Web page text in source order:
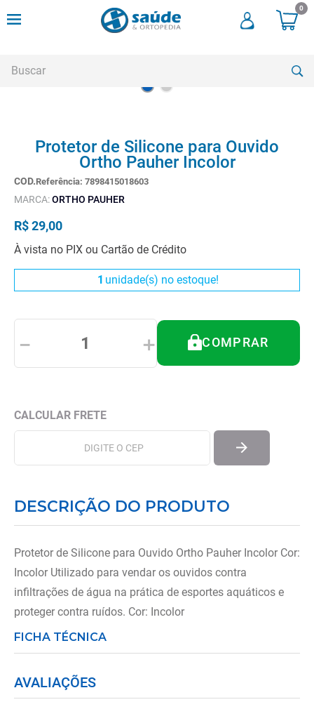
0
Protetor de Silicone para Ouvido
Ortho Pauher Incolor
Referência: 7898415018603
MARCA:ORTHO PAUHER
R$29,00
À vista no PIX ou Cartão de Crédito
1 unidade(s) no estoque!
＋
－ COMPRAR
DESCRIÇÃO DO PRODUTO
Protetor de Silicone para Ouvido Ortho Pauher Incolor Cor:
Incolor Utilizado para vendar os ouvidos contra
infiltrações de água na prática de esportes aquáticos e
proteger contra ruídos. Cor: Incolor
FICHA TÉCNICA
AVALIAÇÕES
cadeira rodas
meia compressao
3º
andadores
4º
imobilizador joelho
5º
bota imobilizadora
6º
cadeira rodas agile
7º
meia antitrombo
8º
andador
º
10º cadeira higienica